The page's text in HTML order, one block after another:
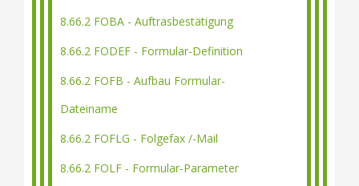
8.66.2 FOBA - Auftrasbestätigung
8.66.2 FODEF - Formular-Definition
8.66.2 FOFB - Aufbau Formular-
Dateiname
8.66.2 FOFLG - Folgefax /-Mail
8.66.2 FOLF - Formular-Parameter